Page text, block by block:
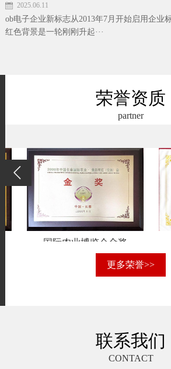
2025.06.11
ob电子企业新标志从2013年7月开始启用企业
红色背景是一轮刚刚升起···
荣誉资质
partner
国际农业博览会金奖 吉林
更多荣誉>>
联系我们
CONTACT